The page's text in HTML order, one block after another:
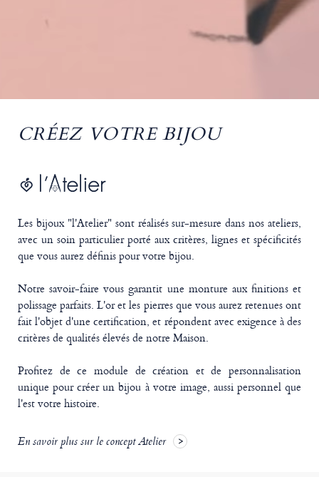
CRÉEZ VOTRE BIJOU
Les bijoux "l'Atelier" sont réalisés sur-mesure dans nos ateliers,
avec un soin particulier porté aux critères, lignes et spécificités
que vous aurez définis pour votre bijou.
Notre savoir-faire vous garantit une monture aux finitions et
polissage parfaits. L'or et les pierres que vous aurez retenues ont
fait l'objet d'une certification, et répondent avec exigence à des
critères de qualités élevés de notre Maison.
Profitez de ce module de création et de personnalisation
unique pour créer un bijou à votre image, aussi personnel que
l'est votre histoire.
En savoir plus sur le concept Atelier